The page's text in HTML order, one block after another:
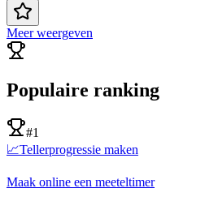
Meer weergeven
Populaire ranking
#1
📈Tellerprogressie maken
Maak online een meeteltimer